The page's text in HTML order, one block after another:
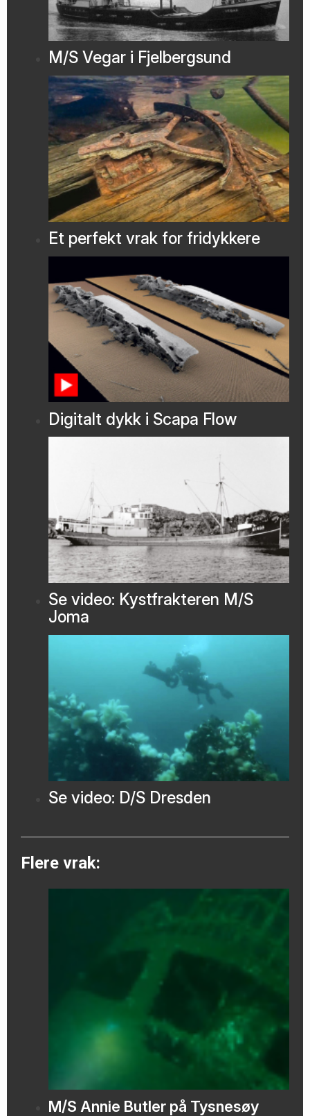
M/S Vegar i Fjelbergsund
Et perfekt vrak for fridykkere
Digitalt dykk i Scapa Flow
Se video: Kystfrakteren M/S
Joma
Se video: D/S Dresden
Flere vrak:
M/S Annie Butler på Tysnesøy